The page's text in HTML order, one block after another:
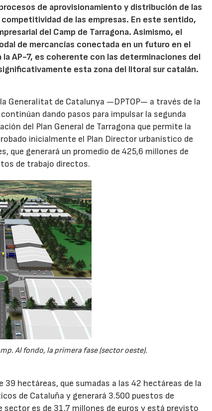
de aprovisionamiento y distribución de las
de las empresas. En este sentido,
del Camp de Tarragona. Asimismo, el
de mercancías conectada en un futuro en el
AP-7, es coherente con las determinaciones del
esta zona del litoral sur catalán.
Generalitat de Catalunya —DPTOP— a través de la
dando pasos para impulsar la segunda
del Plan General de Tarragona que permite la
inicialmente el Plan Director urbanístico de
que generará un promedio de 425,6 millones de
de trabajo directos.
Al fondo, la primera fase (sector oeste).
39 hectáreas, que sumadas a las 42 hectáreas de la
de Cataluña y generará 3.500 puestos de
es de 31,7 millones de euros y está previsto